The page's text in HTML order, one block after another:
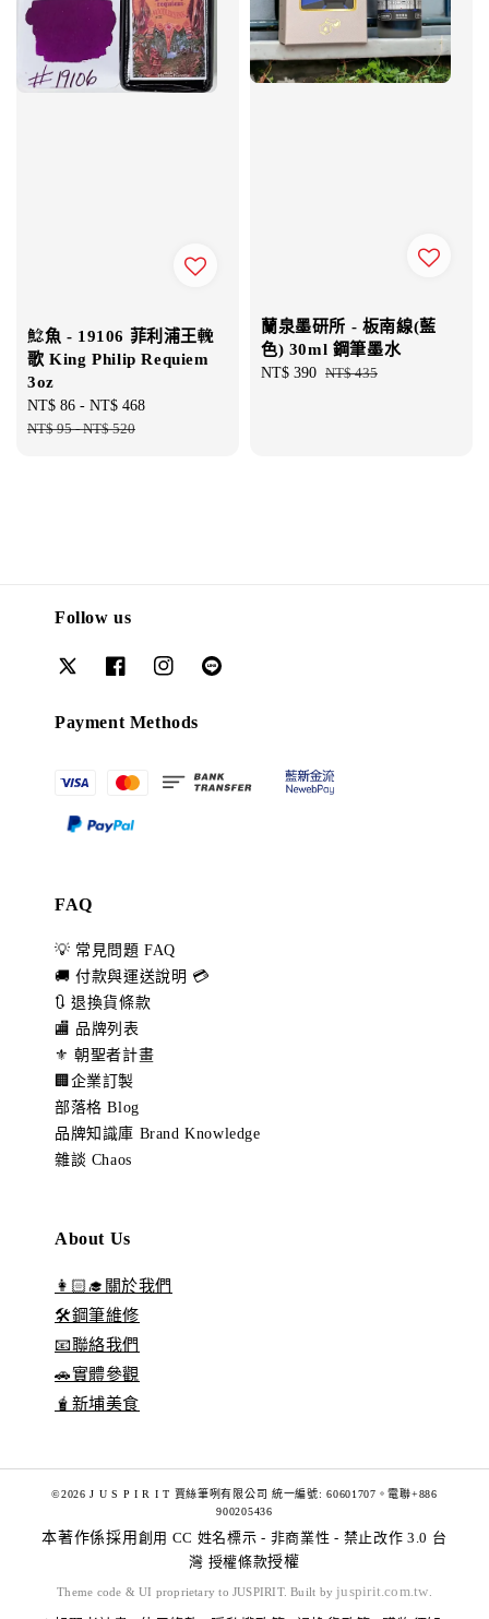
鯰魚 - 19106 菲利浦王輓
歌 King Philip Requiem
3oz
Sale
price
NT$ 86 - NT$ 468
NT$ 95-NT$ 520
蘭泉墨研所 - 板南線(藍
色) 30ml 鋼筆墨水
Sale
NT$ 390 Regular
NT$ 435
Follow us
Payment Methods
FAQ
💡 常見問題 FAQ
🚚 付款與運送說明 💳
🔃 退換貨條款
🏬 品牌列表
⚜️ 朝聖者計畫
🏢企業訂製
部落格 Blog
品牌知識庫 Brand Knowledge
雜談 Chaos
About Us
👩🏻‍🎓關於我們
🛠️鋼筆維修
📧聯絡我們
🚗實體參觀
🧋新埔美食
©2026 J U S P I R I T 賈絲筆咧有限公司 統一編號: 60601707。電聯+886
900205436
本著作係採用 創用 CC 姓名標示 - 非商業性 - 禁止改作 3.0 台
灣 授權條款授權
Theme code & UI proprietary to JUSPIRIT. Built by juspirit.com.tw